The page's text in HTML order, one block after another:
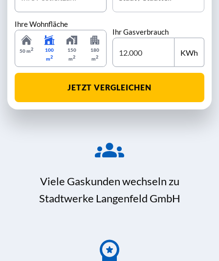
Ihre Wohnfläche
50 m2
100
m2
150
m2
180
m2
Ihr Gasverbrauch
KWh
JETZT VERGLEICHEN
Viele Gaskunden wechseln zu
Stadtwerke Langenfeld GmbH